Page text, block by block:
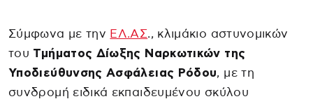
Σύμφωνα με την ΕΛ.ΑΣ., κλιμάκιο αστυνομικών
του Τμήματος Δίωξης Ναρκωτικών της
Υποδιεύθυνσης Ασφάλειας Ρόδου, με τη
συνδρομή ειδικά εκπαιδευμένου σκύλου